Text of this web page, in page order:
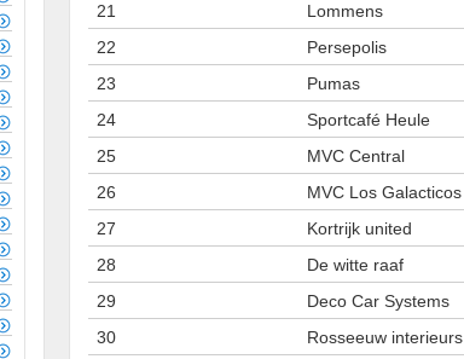
21
Lommens
22
Persepolis
23
Pumas
24
Sportcafé Heule
25
MVC Central
26
MVC Los Galacticos
27
Kortrijk united
28
De witte raaf
29
Deco Car Systems
30
Rosseeuw interieurs